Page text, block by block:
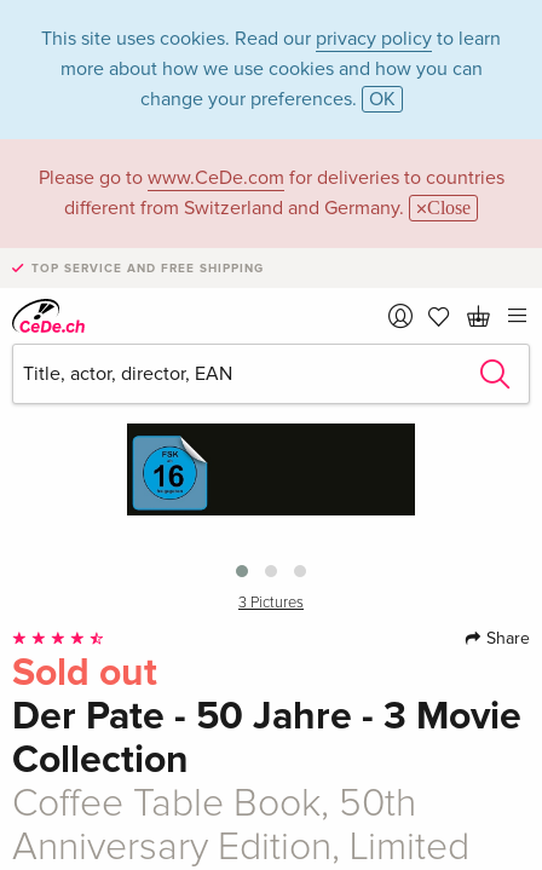
This site uses cookies. Read our privacy policy to learn
more about how we use cookies and how you can
change your preferences. OK
Please go to www.CeDe.com for deliveries to countries
different from Switzerland and Germany.
Close
TOP SERVICE AND FREE SHIPPING
3 Pictures
Share
Sold out
Der Pate - 50 Jahre - 3 Movie
Collection
Coffee Table Book, 50th
Anniversary Edition, Limited